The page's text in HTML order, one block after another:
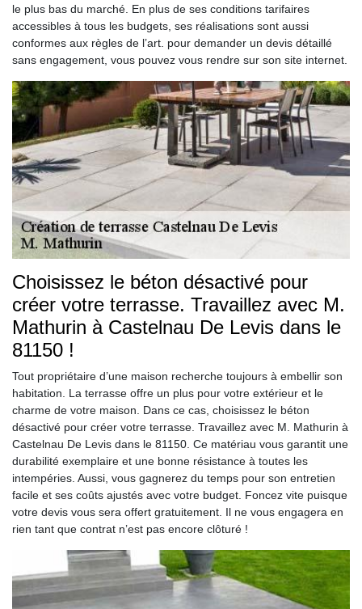
le plus bas du marché. En plus de ses conditions tarifaires
accessibles à tous les budgets, ses réalisations sont aussi
conformes aux règles de l’art. pour demander un devis détaillé
sans engagement, vous pouvez vous rendre sur son site internet.
Choisissez le béton désactivé pour
créer votre terrasse. Travaillez avec M.
Mathurin à Castelnau De Levis dans le
81150 !
Tout propriétaire d’une maison recherche toujours à embellir son
habitation. La terrasse offre un plus pour votre extérieur et le
charme de votre maison. Dans ce cas, choisissez le béton
désactivé pour créer votre terrasse. Travaillez avec M. Mathurin à
Castelnau De Levis dans le 81150. Ce matériau vous garantit une
durabilité exemplaire et une bonne résistance à toutes les
intempéries. Aussi, vous gagnerez du temps pour son entretien
facile et ses coûts ajustés avec votre budget. Foncez vite puisque
votre devis vous sera offert gratuitement. Il ne vous engagera en
rien tant que contrat n’est pas encore clôturé !